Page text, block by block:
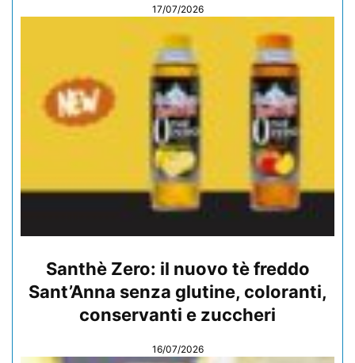
17/07/2026
Santhè Zero: il nuovo tè freddo
Sant’Anna senza glutine, coloranti,
conservanti e zuccheri
16/07/2026